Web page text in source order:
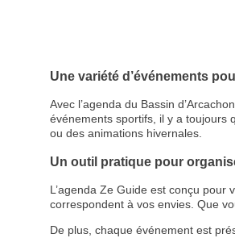
Une variété d’événements
Avec l’agenda du Bassin
événements sportifs, il y a toujours
ou des animations hivernales.
Un outil pratique pour
L’agenda Ze Guide est conçu
correspondent à vos envies. Que
De plus, chaque événement est